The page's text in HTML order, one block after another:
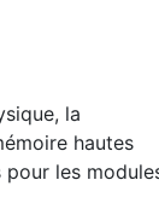
la
hautes
les